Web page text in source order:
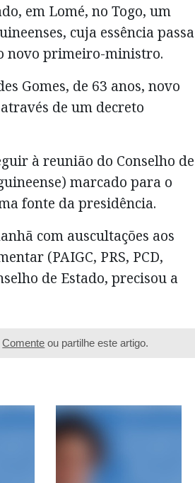
em Lomé, no Togo, um
cuja essência passa
novo primeiro-ministro.
Gomes, de 63 anos, novo
de um decreto
à reunião do Conselho de
marcado para o
fonte da presidência.
com auscultações aos
(PAIGC, PRS, PCD,
de Estado, precisou a
Comente ou partilhe este artigo.